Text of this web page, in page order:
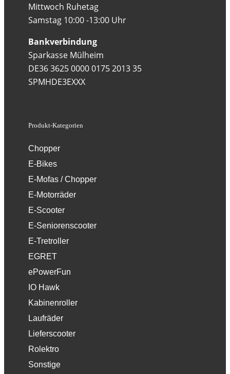
Produkt-Kategorien
Chopper
E-Bikes
E-Mofas / Chopper
E-Motorräder
E-Scooter
E-Seniorenscooter
E-Tretroller
EGRET
ePowerFun
IO Hawk
Kabinenroller
Laufräder
Lieferscooter
Rolektro
Sonstige
Mittwoch Ruhetag
Samstag 10:00 -13:00 Uhr
Bankverbindung
Sparkasse Mülheim
DE36 3625 0000 0175 2013 35
SPMHDE3EXXX